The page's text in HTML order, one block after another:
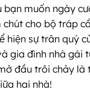
bạn muốn ngày
cho bộ tráp
hiện sự trân quý
gia đình nhà gái
đầu trôi chảy là
hai nhà!